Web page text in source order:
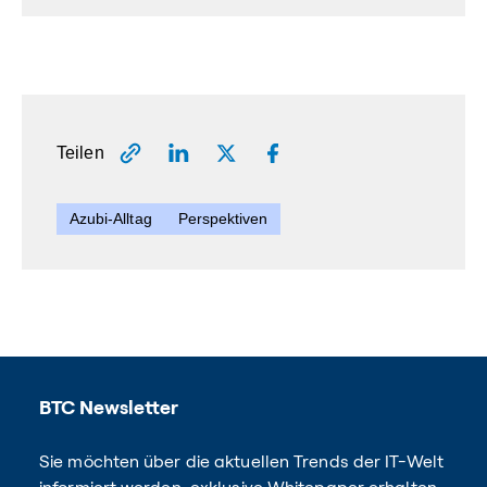
Teilen
Azubi-Alltag Perspektiven
BTC Newsletter
Sie möchten über die aktuellen Trends der IT-Welt